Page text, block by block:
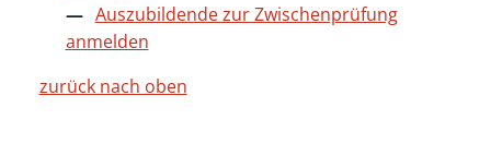
Auszubildende zur Zwischenprüfung
anmelden
zurück nach oben